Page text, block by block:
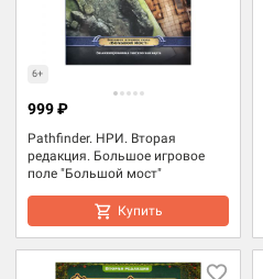
6+
Pathfinder. НРИ. Вторая
редакция. Большое игровое
поле "Большой мост"
999 ₽
Купить